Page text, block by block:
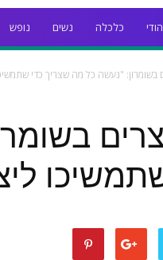
כלכלה נשים נופש
בשומרון: "נעשה כל מה שצריך כדי